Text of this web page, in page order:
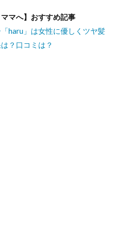
マへ】おすすめ記事
haru」は女性に優しくツヤ髪
？口コミは？